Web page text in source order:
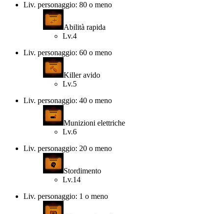
Liv. personaggio: 80 o meno
Abilità rapida
Lv.4
Liv. personaggio: 60 o meno
Killer avido
Lv.5
Liv. personaggio: 40 o meno
Munizioni elettriche
Lv.6
Liv. personaggio: 20 o meno
Stordimento
Lv.14
Liv. personaggio: 1 o meno